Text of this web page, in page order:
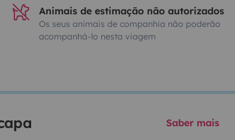
Animais de estimação não autorizados
Os seus animais de companhia não poderão
acompanhá-lo nesta viagem
Saber mais